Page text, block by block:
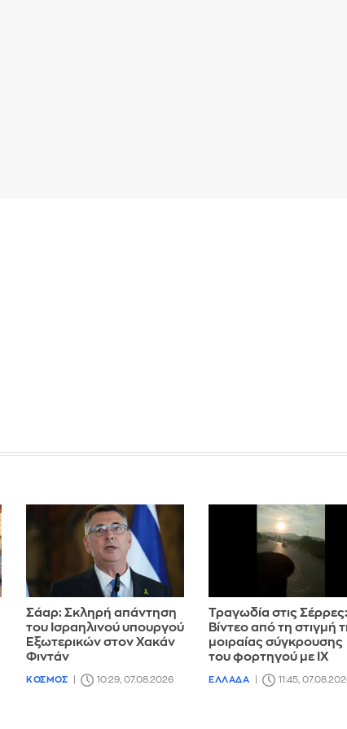
Σάαρ: Σκληρή απάντηση
του Ισραηλινού υπουργού
Εξωτερικών στον Χακάν
Φιντάν
ΚΟΣΜΟΣ 10:29, 07.08.2026
Τραγωδία στις Σέρρες:
Βίντεο από τη στιγμή
μοιραίας σύγκρουσης
του φορτηγού με ΙΧ
ΕΛΛΑΔΑ 11:45,